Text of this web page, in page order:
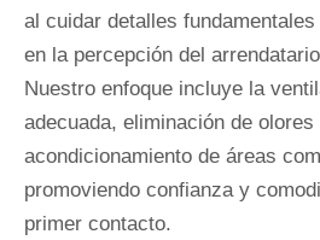
al cuidar detalles
en la percepción del
Nuestro enfoque incluye la
adecuada, eliminación de olores
acondicionamiento de áreas
promoviendo confianza y
primer contacto.